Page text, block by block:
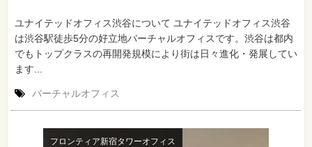
ユナイテッドオフィス渋谷について ユナイテッドオフィス渋谷
は渋谷駅徒歩5分の好立地バーチャルオフィスです。渋谷は都内
でもトップクラスの再開発規模により街は日々進化・発展してい
ます...
バーチャルオフィス
フロンティア新宿タワーオフィス